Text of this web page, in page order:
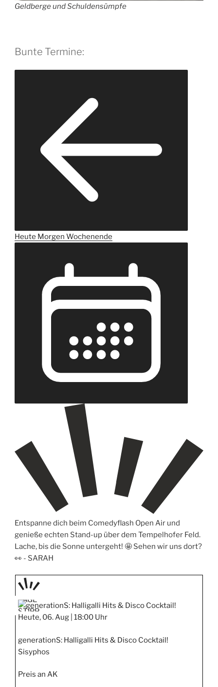
Geldberge und Schuldensümpfe
Bunte Termine:
Heute Morgen Wochenende
Entspanne dich beim Comedyflash Open Air und
genieße echten Stand-up über dem Tempelhofer Feld.
Lache, bis die Sonne untergeht! 🤩 Sehen wir uns dort?
👀 - SARAH
TAGE
STIPP
Heute, 06. Aug | 18:00 Uhr
generationS: Halligalli Hits & Disco Cocktail!
Sisyphos
Preis an AK